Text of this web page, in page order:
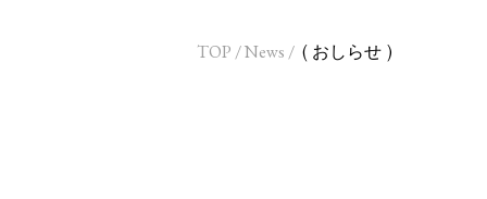
TOP /News / おしらせ